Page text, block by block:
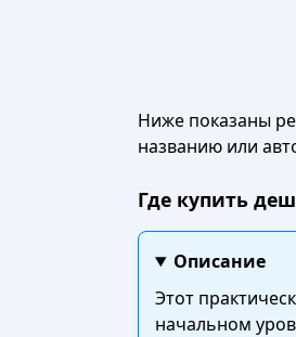
Ниже показаны
названию или
Где купить
Описание
Этот
начальном